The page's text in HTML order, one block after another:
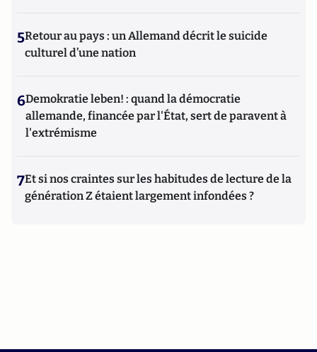
5Retour au pays : un Allemand décrit le suicide
culturel d’une nation
6Demokratie leben! : quand la démocratie
allemande, financée par l'État, sert de paravent à
l'extrémisme
7Et si nos craintes sur les habitudes de lecture de la
génération Z étaient largement infondées ?